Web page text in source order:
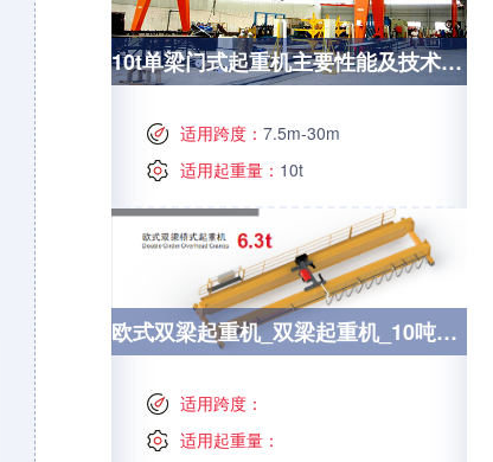
10t单梁门式起重机主要性能及技术参数
适用跨度： 7.5m-30m
适用起重量： 10t
欧式双梁起重机_双梁起重机_10吨起重机_10t欧式双梁起重机
适用跨度：
适用起重量：